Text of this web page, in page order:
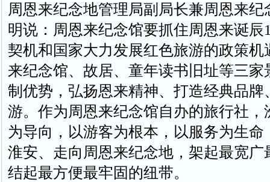
周恩来纪念地管理局副局长兼周恩来纪
明说：周恩来纪念馆要抓住周恩来诞辰
契机和国家大力发展红色旅游的政策机
来纪念馆、故居、童年读书旧址等三家
制优势，弘扬恩来精神、打造经典品牌
游。作为周恩来纪念馆自办的旅行社，
为导向，以游客为根本，以服务为生命
淮安、走向周恩来纪念地，架起最宽广
结起最方便最牢固的纽带。